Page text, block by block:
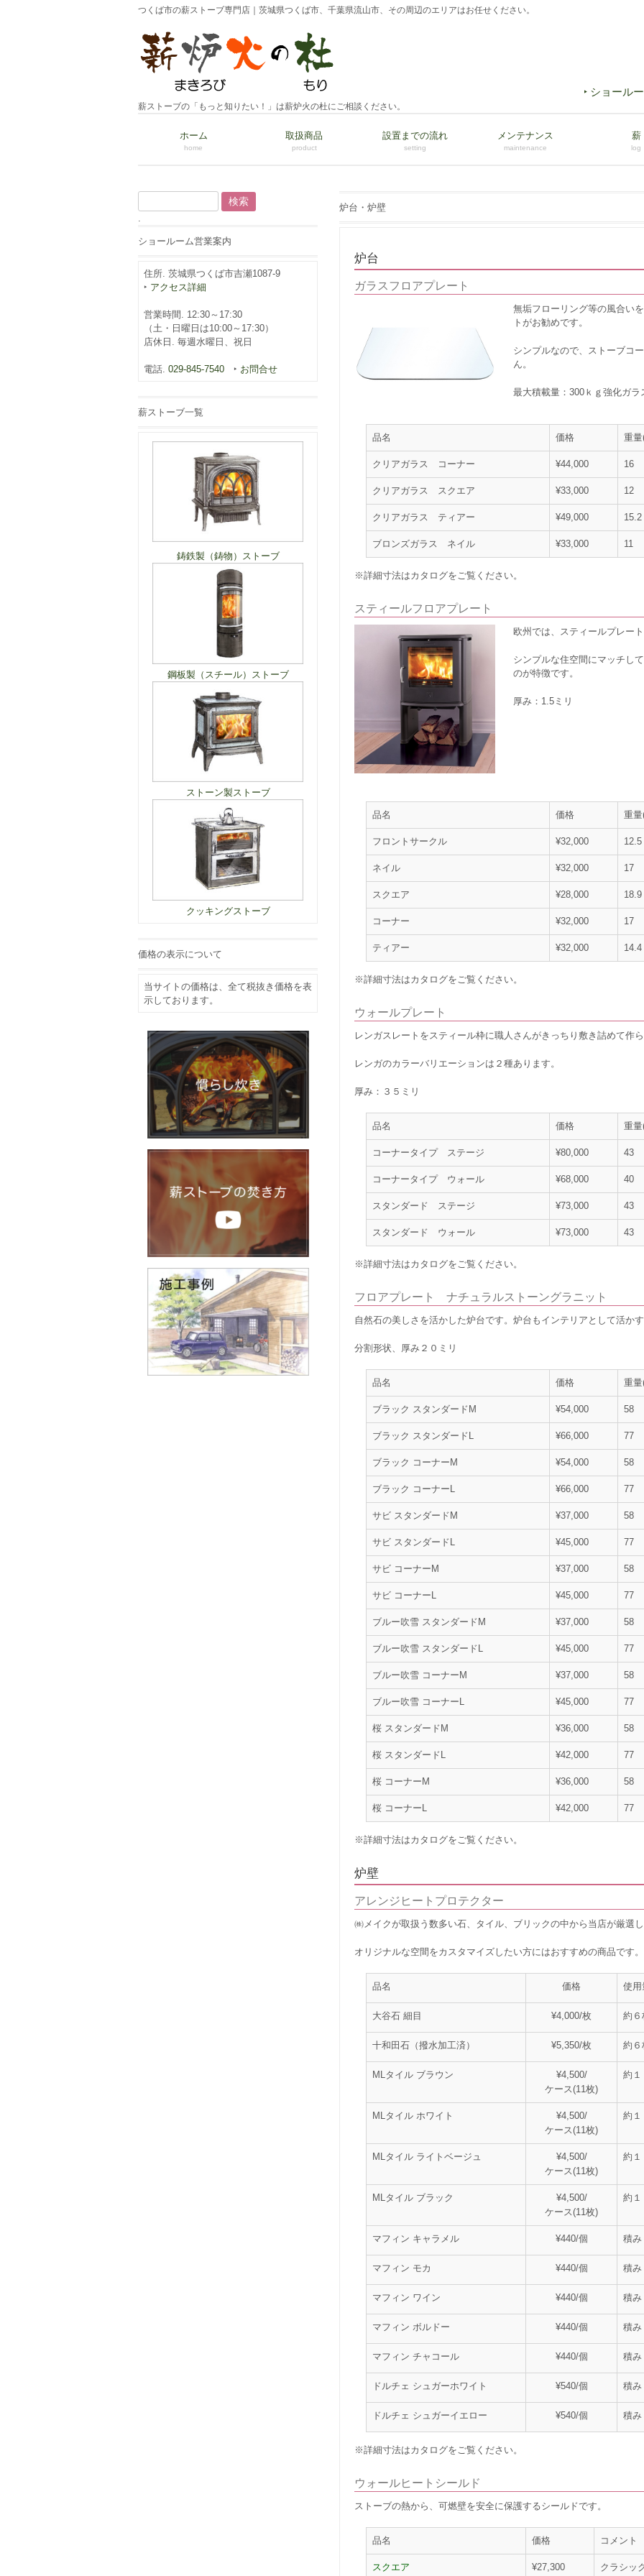
つくば市の薪ストーブ専門店｜茨城県つくば市、千葉県流山市、その周辺のエリアはお任せください。
薪ストーブの「もっと知りたい！」は薪炉火の杜にご相談ください。
‣ ショール
ホーム
home
取扱商品
product
設置までの流れ
setting
メンテナンス
maintenance
薪
log
炉台・炉壁
炉台
ガラスフロアプレート
無垢フローリング等の風合い
トがお勧めです。
シンプルなので、ストーブコ
ん。
最大積載量：300ｋｇ強化ガラ
品名 価格 重
クリアガラス コーナー ¥44,000 16
クリアガラス スクエア ¥33,000 12
クリアガラス ティアー ¥49,000 15.2
ブロンズガラス ネイル ¥33,000 11
※詳細寸法はカタログをご覧ください。
スティールフロアプレート
欧州では、スティールプレー
シンプルな住空間にマッチし
のが特徴です。
厚み：1.5ミリ
品名 価格 重
フロントサークル ¥32,000 12.5
ネイル ¥32,000 17
スクエア ¥28,000 18.9
コーナー ¥32,000 17
ティアー ¥32,000 14.4
※詳細寸法はカタログをご覧ください。
ウォールプレート
レンガスレートをスティール枠に職人さんがきっちり敷き詰めて作
レンガのカラーバリエーションは２種あります。
厚み：３５ミリ
品名 価格 重
コーナータイプ ステージ ¥80,000 43
コーナータイプ ウォール ¥68,000 40
スタンダード ステージ ¥73,000 43
スタンダード ウォール ¥73,000 43
※詳細寸法はカタログをご覧ください。
フロアプレート ナチュラルストーングラニット
自然石の美しさを活かした炉台です。炉台もインテリアとして活か
分割形状、厚み２０ミリ
品名 価格 重
ブラック スタンダードM ¥54,000 58
ブラック スタンダードL ¥66,000 77
ブラック コーナーM ¥54,000 58
ブラック コーナーL ¥66,000 77
サビ スタンダードM ¥37,000 58
サビ スタンダードL ¥45,000 77
サビ コーナーM ¥37,000 58
サビ コーナーL ¥45,000 77
ブルー吹雪 スタンダードM ¥37,000 58
ブルー吹雪 スタンダードL ¥45,000 77
ブルー吹雪 コーナーM ¥37,000 58
ブルー吹雪 コーナーL ¥45,000 77
桜 スタンダードM ¥36,000 58
桜 スタンダードL ¥42,000 77
桜 コーナーM ¥36,000 58
桜 コーナーL ¥42,000 77
※詳細寸法はカタログをご覧ください。
炉壁
アレンジヒートプロテクター
㈱メイクが取扱う数多い石、タイル、ブリックの中から当店が厳選
オリジナルな空間をカスタマイズしたい方にはおすすめの商品です。
品名 価格 使用
大谷石 細目 ¥4,000/枚 約６
十和田石（撥水加工済） ¥5,350/枚 約６
MLタイル ブラウン
¥4,500/
ケース(11枚)
約１
MLタイル ホワイト
¥4,500/
ケース(11枚)
約１
MLタイル ライトベージュ
¥4,500/
ケース(11枚)
約１
MLタイル ブラック
¥4,500/
ケース(11枚)
約１
マフィン キャラメル ¥440/個 積
マフィン モカ ¥440/個 積
マフィン ワイン ¥440/個 積
マフィン ボルドー ¥440/個 積
マフィン チャコール ¥440/個 積
ドルチェ シュガーホワイト ¥540/個 積
ドルチェ シュガーイエロー ¥540/個 積
※詳細寸法はカタログをご覧ください。
ウォールヒートシールド
ストーブの熱から、可燃壁を安全に保護するシールドです。
品名 価格 コメント
スクエア ¥27,300 クラシッ
索:
.
ショールーム営業案内
住所. 茨城県つくば市吉瀬1087-9
‣ アクセス詳細
営業時間. 12:30～17:30
（土・日曜日は10:00～17:30）
店休日. 毎週水曜日、祝日
電話. 029-845-7540 ‣ お問合せ
薪ストーブ一覧
鋳鉄製（鋳物）ストーブ
鋼板製（スチール）ストーブ
ストーン製ストーブ
クッキングストーブ
価格の表示について
当サイトの価格は、全て税抜き価格を表
示しております。